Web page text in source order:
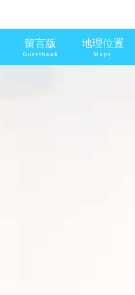
留言版
Guestbook
地理位置
Maps